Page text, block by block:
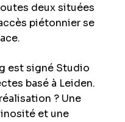
deux situées
piétonnier se
est signé Studio
basé à Leiden.
? Une
et une